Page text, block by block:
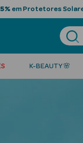
em Protetores
K-BEAUTY 🌸